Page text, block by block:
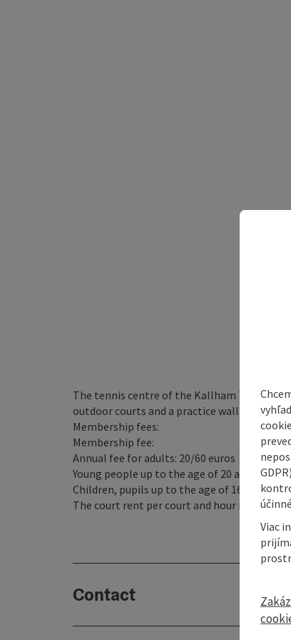
The tennis centre of the Kallham Tennis
outdoor courts and a practice wall available.
Membership fees:
Membership fee:
Annual fee for adults: 20/60 euros
Young people up to the age of 20 and
Children, pupils up to the age of 16: 10
The court rent per court and hour is for-
Contact
Viac